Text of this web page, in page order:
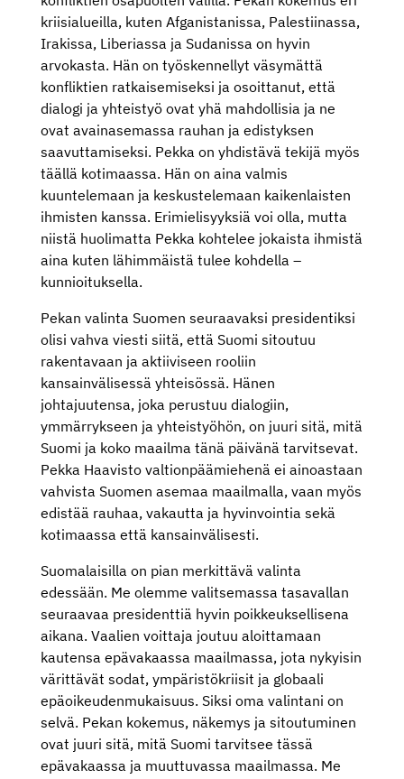
kriisialueilla, kuten Afganistanissa, Palestiinassa,
Irakissa, Liberiassa ja Sudanissa on hyvin
arvokasta. Hän on työskennellyt väsymättä
konfliktien ratkaisemiseksi ja osoittanut, että
dialogi ja yhteistyö ovat yhä mahdollisia ja ne
ovat avainasemassa rauhan ja edistyksen
saavuttamiseksi. Pekka on yhdistävä tekijä myös
täällä kotimaassa. Hän on aina valmis
kuuntelemaan ja keskustelemaan kaikenlaisten
ihmisten kanssa. Erimielisyyksiä voi olla, mutta
niistä huolimatta Pekka kohtelee jokaista ihmistä
aina kuten lähimmäistä tulee kohdella –
kunnioituksella.
Pekan valinta Suomen seuraavaksi presidentiksi
olisi vahva viesti siitä, että Suomi sitoutuu
rakentavaan ja aktiiviseen rooliin
kansainvälisessä yhteisössä. Hänen
johtajuutensa, joka perustuu dialogiin,
ymmärrykseen ja yhteistyöhön, on juuri sitä, mitä
Suomi ja koko maailma tänä päivänä tarvitsevat.
Pekka Haavisto valtionpäämiehenä ei ainoastaan
vahvista Suomen asemaa maailmalla, vaan myös
edistää rauhaa, vakautta ja hyvinvointia sekä
kotimaassa että kansainvälisesti.
Suomalaisilla on pian merkittävä valinta
edessään. Me olemme valitsemassa tasavallan
seuraavaa presidenttiä hyvin poikkeuksellisena
aikana. Vaalien voittaja joutuu aloittamaan
kautensa epävakaassa maailmassa, jota nykyisin
värittävät sodat, ympäristökriisit ja globaali
epäoikeudenmukaisuus. Siksi oma valintani on
selvä. Pekan kokemus, näkemys ja sitoutuminen
ovat juuri sitä, mitä Suomi tarvitsee tässä
epävakaassa ja muuttuvassa maailmassa. Me